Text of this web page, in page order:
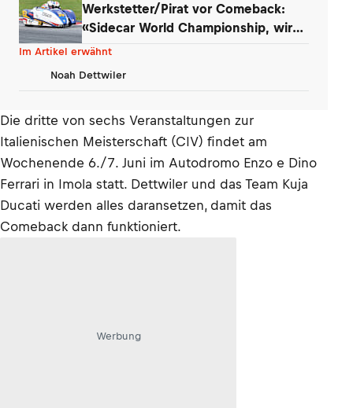
Werkstetter/Pirat vor Comeback:
«Sidecar World Championship, wir
kommen!»
Im Artikel erwähnt
Noah Dettwiler
Die dritte von sechs Veranstaltungen zur
Italienischen Meisterschaft (CIV) findet am
Wochenende 6./7. Juni im Autodromo Enzo e Dino
Ferrari in Imola statt. Dettwiler und das Team Kuja
Ducati werden alles daransetzen, damit das
Comeback dann funktioniert.
Werbung